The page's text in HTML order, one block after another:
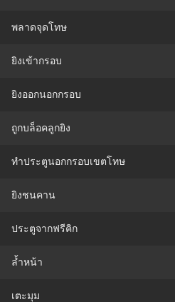
พลาดจุดโทษ
ยิงเข้ากรอบ
ยิงออกนอกกรอบ
ถูกบล็อคลูกยิง
ทำประตูนอกกรอบเขตโทษ
ยิงชนคาน
ประตูจากฟรีคิก
ล้ำหน้า
เตะมุม